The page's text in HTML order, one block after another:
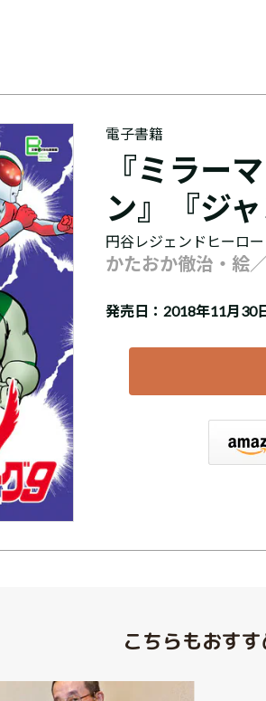
電子書籍
『ミラー
ン』『ジ
円谷レジェンドヒーロ
かたおか徹治・絵
発売日：2018年11月30
ストア
こちらもおす